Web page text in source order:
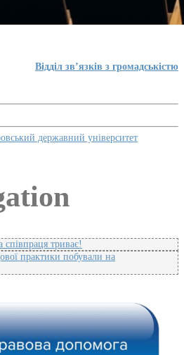
Відділ зв’язків з громадськістю
державний університет
співпраця триває!
практики побували на